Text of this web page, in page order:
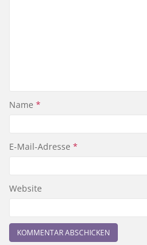
Name *
E-Mail-Adresse *
Website